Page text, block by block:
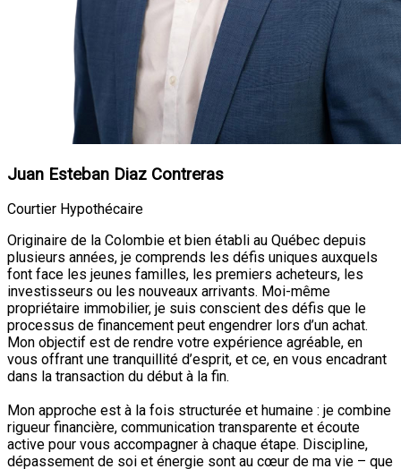
Juan Esteban Diaz Contreras
Courtier Hypothécaire
Originaire de la Colombie et bien établi au Québec depuis
plusieurs années, je comprends les défis uniques auxquels
font face les jeunes familles, les premiers acheteurs, les
investisseurs ou les nouveaux arrivants. Moi-même
propriétaire immobilier, je suis conscient des défis que le
processus de financement peut engendrer lors d’un achat.
Mon objectif est de rendre votre expérience agréable, en
vous offrant une tranquillité d’esprit, et ce, en vous encadrant
dans la transaction du début à la fin.
Mon approche est à la fois structurée et humaine : je combine
rigueur financière, communication transparente et écoute
active pour vous accompagner à chaque étape. Discipline,
dépassement de soi et énergie sont au cœur de ma vie – que